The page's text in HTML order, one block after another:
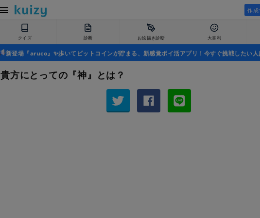
作成
クイズ 診断 お絵描き診断 大喜利
新登場『aruco』✨歩いてビットコインが貯まる、新感覚ポイ活アプリ！今すぐ挑戦したい人
貴方にとっての『神』とは？